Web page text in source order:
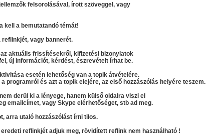
felsorolásával, írott szöveggel, vagy
kell a bemutatandó témát!
reflinkjét, vagy bannerét.
aktuális frissítésekről, kifizetési bizonylatok
új információt, kérdést, észrevételt írhat be.
esetén lehetőség van a topik átvételére.
programról és azt a topik elejére, az első hozzászólás helyére teszem.
derül ki a lényege, hanem külső oldalra viszi el
emailcímet, vagy Skype elérhetőséget, stb ad meg.
arra utaló hozzászólást írni tilos.
reflinkjét adjuk meg, rövidített reflink nem használható !